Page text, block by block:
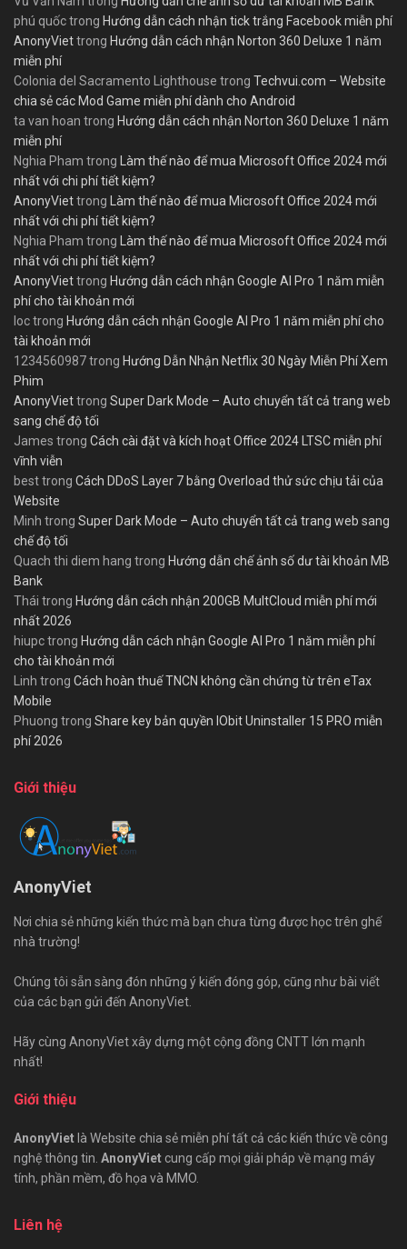
phú quốctrong Hướng dẫn cách nhận tick trắng Facebook miễn phí
AnonyViettrong Hướng dẫn cách nhận Norton 360 Deluxe 1 năm
miễn phí
Colonia del Sacramento Lighthouse trong Techvui.com – Website
chia sẻ các Mod Game miễn phí dành cho Android
ta van hoan trong Hướng dẫn cách nhận Norton 360 Deluxe 1 năm
miễn phí
Nghia Pham trong Làm thế nào để mua Microsoft Office 2024 mới
nhất với chi phí tiết kiệm?
AnonyViettrong Làm thế nào để mua Microsoft Office 2024 mới
nhất với chi phí tiết kiệm?
Nghia Pham trong Làm thế nào để mua Microsoft Office 2024 mới
nhất với chi phí tiết kiệm?
AnonyViettrong Hướng dẫn cách nhận Google AI Pro 1 năm miễn
phí cho tài khoản mới
loctrong Hướng dẫn cách nhận Google AI Pro 1 năm miễn phí cho
tài khoản mới
1234560987trong Hướng Dẫn Nhận Netflix 30 Ngày Miễn Phí Xem
Phim
AnonyViettrong Super Dark Mode – Auto chuyển tất cả trang web
sang chế độ tối
James trong Cách cài đặt và kích hoạt Office 2024 LTSC miễn phí
vĩnh viễn
besttrong Cách DDoS Layer 7 bằng Overload thử sức chịu tải của
Website
Minh trong Super Dark Mode – Auto chuyển tất cả trang web sang
chế độ tối
Quach thi diem hang trong Hướng dẫn chế ảnh số dư tài khoản MB
Bank
Thái trong Hướng dẫn cách nhận 200GB MultCloud miễn phí mới
nhất 2026
hiupctrong Hướng dẫn cách nhận Google AI Pro 1 năm miễn phí
cho tài khoản mới
Linh trong Cách hoàn thuế TNCN không cần chứng từ trên eTax
Mobile
Phuong trong Share key bản quyền IObit Uninstaller 15 PRO miễn
phí 2026
Giới thiệu
AnonyViet
Nơi chia sẻ những kiến thức mà bạn chưa từng được học trên ghế
nhà trường!
Chúng tôi sẵn sàng đón những ý kiến đóng góp, cũng như bài viết
của các bạn gửi đến AnonyViet.
Hãy cùng AnonyViet xây dựng một cộng đồng CNTT lớn mạnh
nhất!
Giới thiệu
AnonyViet là Website chia sẻ miễn phí tất cả các kiến thức về công
nghệ thông tin. AnonyViet cung cấp mọi giải pháp về mạng máy
tính, phần mềm, đồ họa và MMO.
Liên hệ